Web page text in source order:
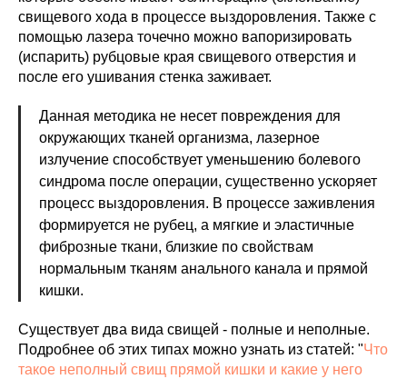
свищевого хода в процессе выздоровления. Также с
помощью лазера точечно можно вапоризировать
(испарить) рубцовые края свищевого отверстия и
после его ушивания стенка заживает.
Данная методика не несет повреждения для
окружающих тканей организма, лазерное
излучение способствует уменьшению болевого
синдрома после операции, существенно ускоряет
процесс выздоровления. В процессе заживления
формируется не рубец, а мягкие и эластичные
фиброзные ткани, близкие по свойствам
нормальным тканям анального канала и прямой
кишки.
Существует два вида свищей - полные и неполные.
Подробнее об этих типах можно узнать из статей: "Что
такое неполный свищ прямой кишки и какие у него